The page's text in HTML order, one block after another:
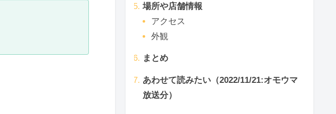
場所や店舗情報
アクセス
外観
まとめ
あわせて読みたい（2022/11/21:オモウマ
放送分）